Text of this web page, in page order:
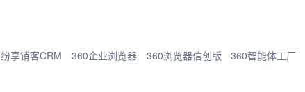
纷享销客CRM 360企业浏览器 360浏览器信创版 360智能体工厂